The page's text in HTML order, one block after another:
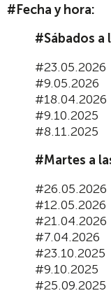
#Fecha y hora:
#Sábados a
#23.05.2026
#9.05.2026
#18.04.2026
#9.10.2025
#8.11.2025
#Martes a
#26.05.2026
#12.05.2026
#21.04.2026
#7.04.2026
#23.10.2025
#9.10.2025
#25.09.2025